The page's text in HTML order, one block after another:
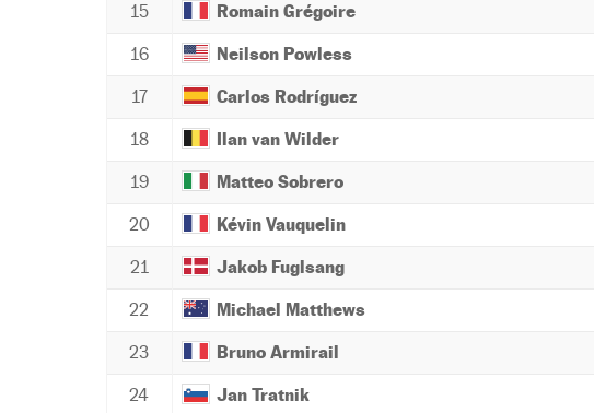
15 Romain Grégoire
16 Neilson Powless
17 Carlos Rodríguez
18 Ilan van Wilder
19 Matteo Sobrero
20 Kévin Vauquelin
21 Jakob Fuglsang
22 Michael Matthews
23 Bruno Armirail
24 Jan Tratnik